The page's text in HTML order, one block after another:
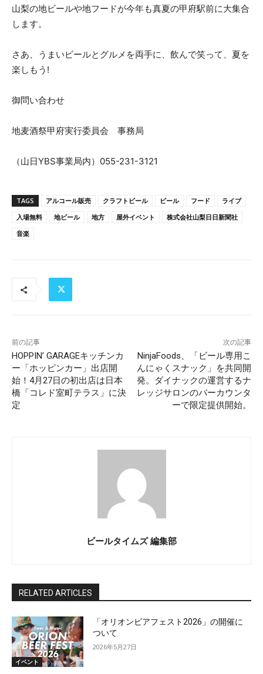
山梨の地ビールや地フードが今年も真夏の甲府駅前に大集合
します。
さあ、うまいビールとグルメを両手に、飲んで笑って、夏を
楽しもう!
御問い合わせ
地麦酒祭甲府実行委員会 事務局
（山日YBS事業局内）055-231-3121
TAGS アルコール販売 クラフトビール ビール フード
ライブ
入場無料
地ビール 地方 屋外イベント
株式会社山梨日日新聞社
音楽
前の記事
HOPPIN’ GARAGEキッチンカ
ー「ホッピンカー」出店開
始！4月27日の初出店は日本
橋「コレド室町テラス」に決
定
次の記事
NinjaFoods、「ビール専用こ
んにゃくスナック」を共同開
発。ダイナックの運営するナ
レッジサロンのバーカウンタ
ーで限定提供開始。
ビールタイムズ 編集部
RELATED ARTICLES
イベント
「オリオンビアフェスト2026」の開催に
ついて
2026年5月27日